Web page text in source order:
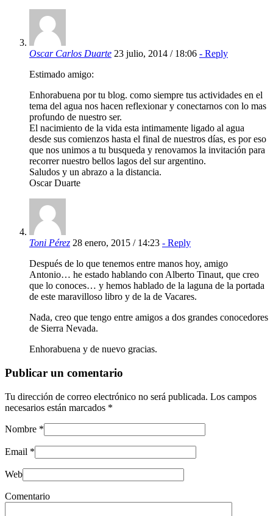
Oscar Carlos Duarte 23 julio, 2014 / 18:06 - Reply
Estimado amigo:
Enhorabuena por tu blog. como siempre tus actividades en el
tema del agua nos hacen reflexionar y conectarnos con lo mas
profundo de nuestro ser.
El nacimiento de la vida esta intimamente ligado al agua
desde sus comienzos hasta el final de nuestros días, es por eso
que nos unimos a tu busqueda y renovamos la invitación para
recorrer nuestro bellos lagos del sur argentino.
Saludos y un abrazo a la distancia.
Oscar Duarte
Toni Pérez 28 enero, 2015 / 14:23 - Reply
Después de lo que tenemos entre manos hoy, amigo
Antonio… he estado hablando con Alberto Tinaut, que creo
que lo conoces… y hemos hablado de la laguna de la portada
de este maravilloso libro y de la de Vacares.
Nada, creo que tengo entre amigos a dos grandes conocedores
de Sierra Nevada.
Enhorabuena y de nuevo gracias.
Publicar un comentario
Tu dirección de correo electrónico no será publicada. Los campos
necesarios están marcados *
Nombre *
Email *
Web
Comentario